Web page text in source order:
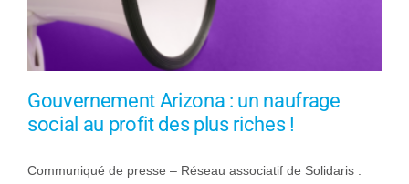
Gouvernement Arizona : un naufrage
social au profit des plus riches !
Communiqué de presse – Réseau associatif de Solidaris :